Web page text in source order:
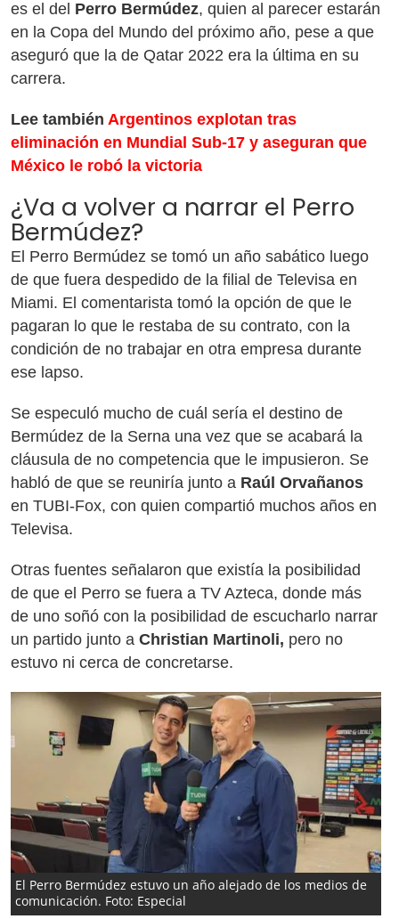
es el del Perro Bermúdez, quien al parecer estarán
en la Copa del Mundo del próximo año, pese a que
aseguró que la de Qatar 2022 era la última en su
carrera.
Lee también Argentinos explotan tras
eliminación en Mundial Sub-17 y aseguran que
México le robó la victoria
¿Va a volver a narrar el Perro
Bermúdez?
El Perro Bermúdez se tomó un año sabático luego
de que fuera despedido de la filial de Televisa en
Miami. El comentarista tomó la opción de que le
pagaran lo que le restaba de su contrato, con la
condición de no trabajar en otra empresa durante
ese lapso.
Se especuló mucho de cuál sería el destino de
Bermúdez de la Serna una vez que se acabará la
cláusula de no competencia que le impusieron. Se
habló de que se reuniría junto a Raúl Orvañanos
en TUBI-Fox, con quien compartió muchos años en
Televisa.
Otras fuentes señalaron que existía la posibilidad
de que el Perro se fuera a TV Azteca, donde más
de uno soñó con la posibilidad de escucharlo narrar
un partido junto a Christian Martinoli, pero no
estuvo ni cerca de concretarse.
El Perro Bermúdez estuvo un año alejado de los medios de
comunicación. Foto: Especial